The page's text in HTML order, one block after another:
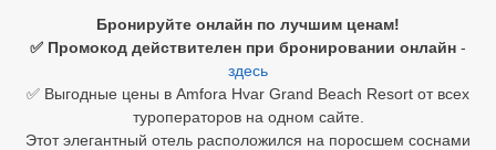
Бронируйте онлайн по лучшим ценам!
✅ Промокод действителен при бронировании онлайн -
здесь
✅ Выгодные цены в Amfora Hvar Grand Beach Resort от всех
туроператоров на одном сайте.
Этот элегантный отель расположился на поросшем соснами
Египет
Куба